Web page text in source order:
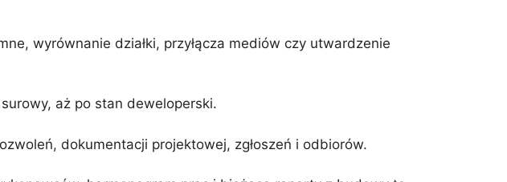
wyrównanie działki, przyłącza mediów czy utwardzenie
aż po stan deweloperski.
dokumentacji projektowej, zgłoszeń i odbiorów.